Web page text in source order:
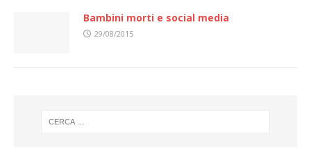
Bambini morti e social media
29/08/2015